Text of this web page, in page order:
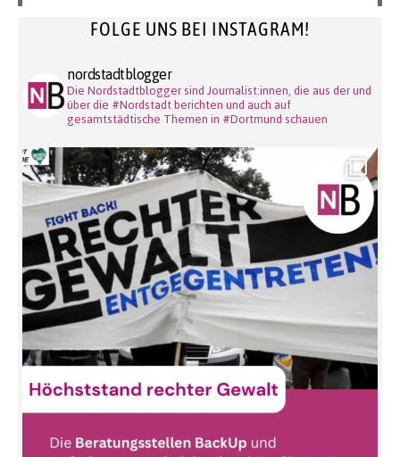
FOLGE UNS BEI INSTAGRAM!
nordstadtblogger
Die Nordstadtblogger sind Journalist:innen, die aus der und
über die #Nordstadt berichten und auch auf
gesamtstädtische Themen in #Dortmund schauen